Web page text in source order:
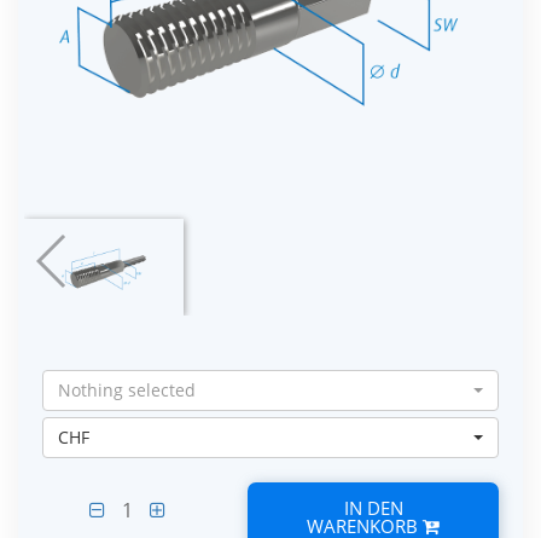
Nothing selected
CHF
1 IN DEN
WARENKORB